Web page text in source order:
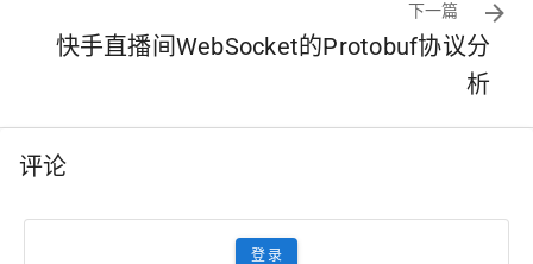
下一篇
快手直播间WebSocket的Protobuf协议分
析
评论
登录